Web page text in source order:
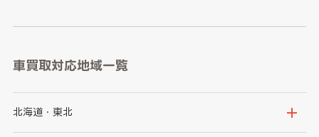
車買取対応地域一覧
北海道・東北